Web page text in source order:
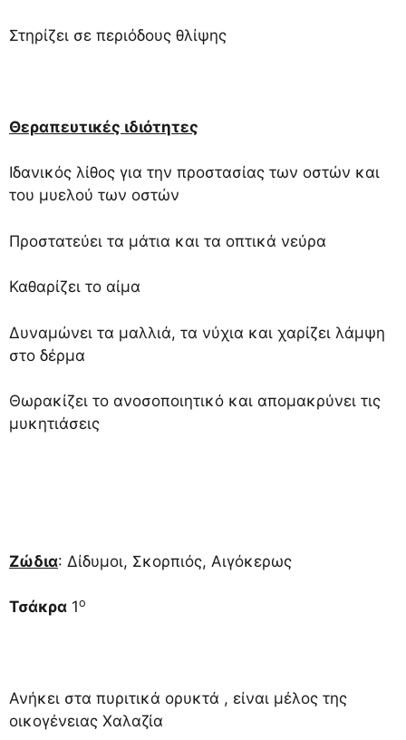
Στηρίζει σε περιόδους θλίψης
Θεραπευτικές ιδιότητες
Ιδανικός λίθος για την προστασίας των οστών και
του μυελού των οστών
Προστατεύει τα μάτια και τα οπτικά νεύρα
Καθαρίζει το αίμα
Δυναμώνει τα μαλλιά, τα νύχια και χαρίζει λάμψη
στο δέρμα
Θωρακίζει το ανοσοποιητικό και απομακρύνει τις
μυκητιάσεις
Ζώδια: Δίδυμοι, Σκορπιός, Αιγόκερως
Τσάκρα 1ο
Ανήκει στα πυριτικά ορυκτά , είναι μέλος της
οικογένειας Χαλαζία